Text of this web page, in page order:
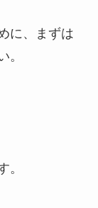
に、まずは
。
。